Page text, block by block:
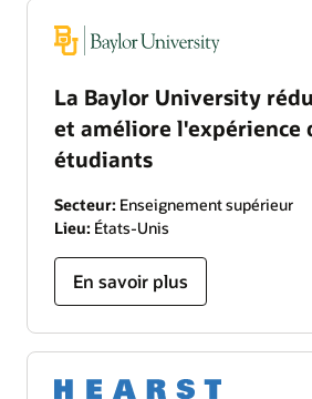
La Baylor University
et améliore l'expérience
étudiants
Secteur: Enseignement supérieur
Lieu: États-Unis
En savoir plus